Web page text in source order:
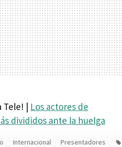
Tele! | Los actores de
divididos ante la huelga
Internacional Presentadores